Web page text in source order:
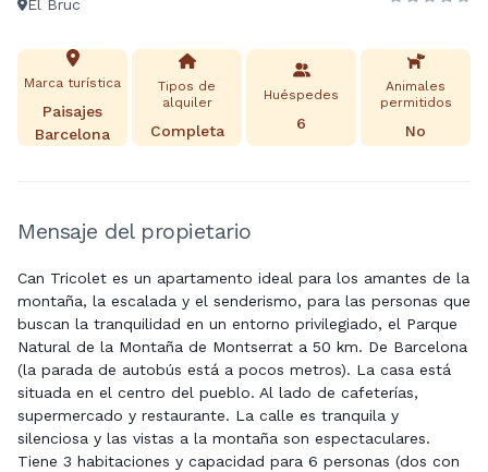
El Bruc
Marca turística
Paisajes
Barcelona
Tipos de
alquiler
Completa
Huéspedes
6
Animales
permitidos
No
Mensaje del propietario
Can Tricolet es un apartamento ideal para los amantes de la
montaña, la escalada y el senderismo, para las personas que
buscan la tranquilidad en un entorno privilegiado, el Parque
Natural de la Montaña de Montserrat a 50 km. De Barcelona
(la parada de autobús está a pocos metros). La casa está
situada en el centro del pueblo. Al lado de cafeterías,
supermercado y restaurante. La calle es tranquila y
silenciosa y las vistas a la montaña son espectaculares.
Tiene 3 habitaciones y capacidad para 6 personas (dos con